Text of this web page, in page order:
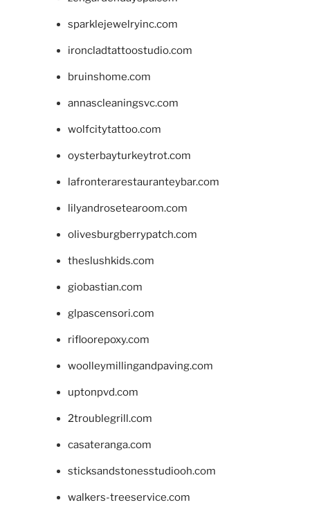
sparklejewelryinc.com
ironcladtattoostudio.com
bruinshome.com
annascleaningsvc.com
wolfcitytattoo.com
oysterbayturkeytrot.com
lafronterarestauranteybar.com
lilyandrosetearoom.com
olivesburgberrypatch.com
theslushkids.com
giobastian.com
glpascensori.com
rifloorepoxy.com
woolleymillingandpaving.com
uptonpvd.com
2troublegrill.com
casateranga.com
sticksandstonesstudiooh.com
walkers-treeservice.com